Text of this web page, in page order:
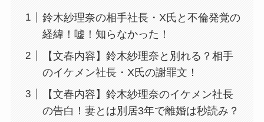
鈴木紗理奈の相手社長・X氏と不倫発覚の
経緯！嘘！知らなかった！
【文春内容】鈴木紗理奈と別れる？相手
のイケメン社長・X氏の謝罪文！
【文春内容】鈴木紗理奈のイケメン社長
の告白！妻とは別居3年で離婚は秒読み？